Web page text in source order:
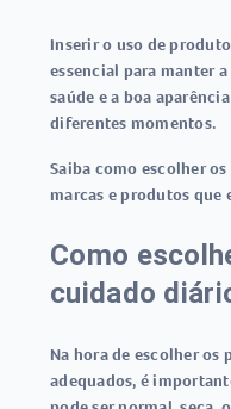
Inserir o uso de
essencial para manter
saúde e a boa
diferentes momentos.
Saiba como escolher
marcas e produtos que
Como
cuidado
Na hora de escolher
adequados, é